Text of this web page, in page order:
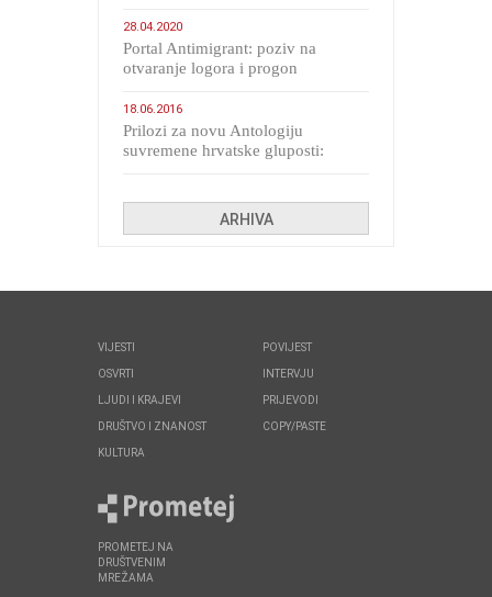
28.04.2020
Portal Antimigrant: poziv na
otvaranje logora i progon
18.06.2016
Prilozi za novu Antologiju
suvremene hrvatske gluposti:
ARHIVA
VIJESTI
OSVRTI
LJUDI I KRAJEVI
DRUŠTVO I ZNANOST
KULTURA
POVIJEST
INTERVJU
PRIJEVODI
COPY/PASTE
PROMETEJ NA
DRUŠTVENIM
MREŽAMA